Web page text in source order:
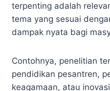
terpenting adalah
tema yang sesuai
dampak nyata bagi
Contohnya, penelitian
pendidikan pesantren,
keagamaan, atau